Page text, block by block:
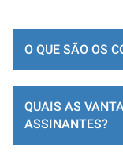
O QUE SÃO OS
QUAIS AS
ASSINANTES?